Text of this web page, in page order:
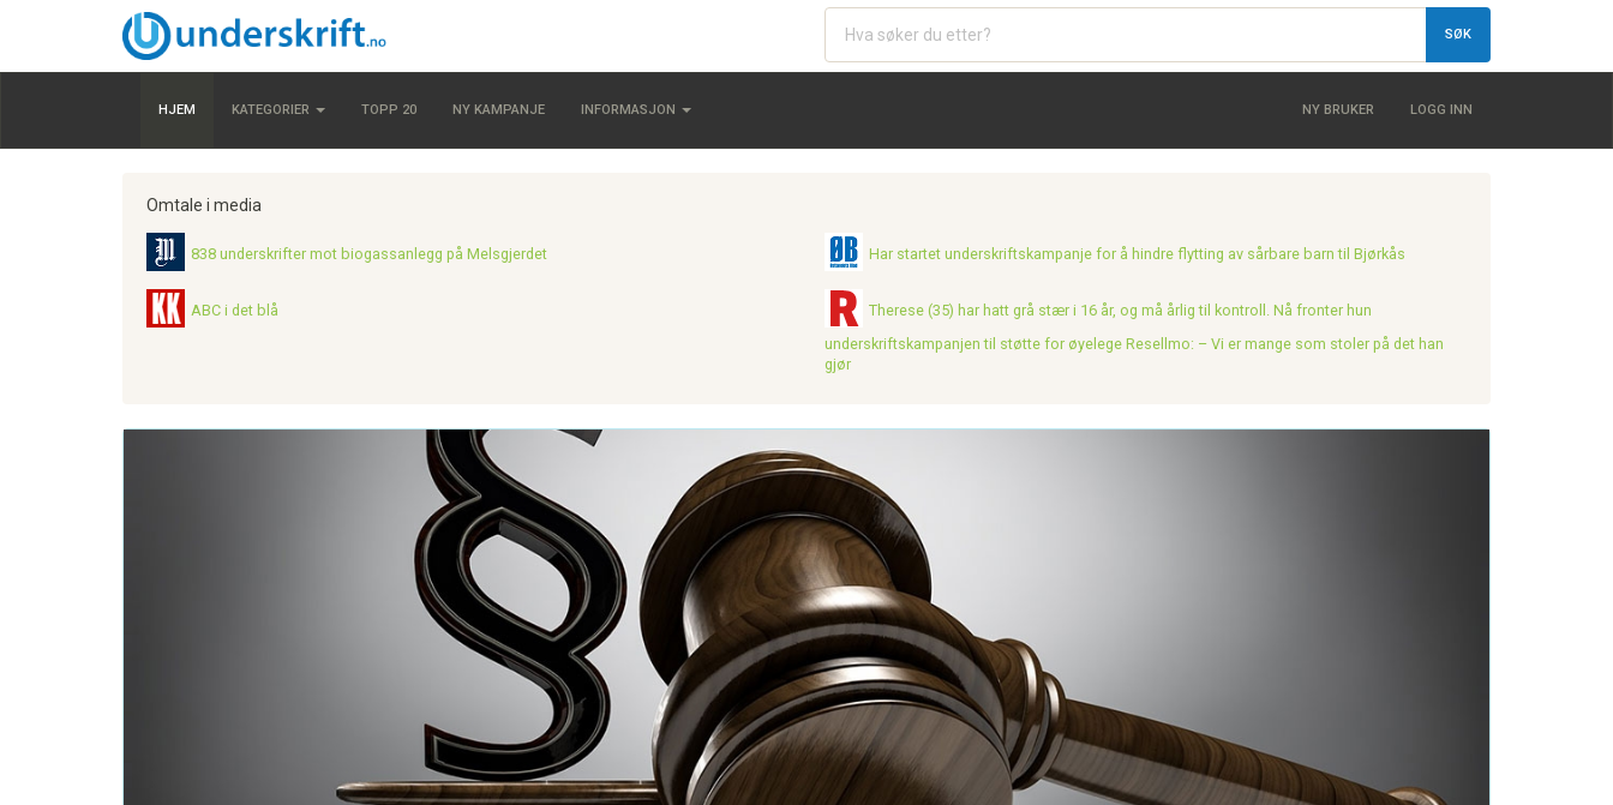
SØK
HJEM KATEGORIER TOPP 20 NY KAMPANJE INFORMASJON NY BRUKER LOGG INN
Omtale i media
838 underskrifter mot biogassanlegg på Melsgjerdet Har startet underskriftskampanje for å hindre flytting av sårbare barn til Bjørkås
ABC i det blå
Therese (35) har hatt grå stær i 16 år, og må årlig til kontroll. Nå fronter hun
underskriftskampanjen til støtte for øyelege Resellmo: – Vi er mange som stoler på det han
gjør